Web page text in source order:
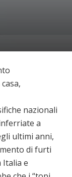
nazionali
a
ultimi anni,
di furti
e